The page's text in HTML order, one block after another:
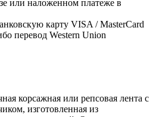
или наложенном платеже в
карту VISA / MasterCard
перевод Western Union
корсажная или репсовая лента с
изготовленная из